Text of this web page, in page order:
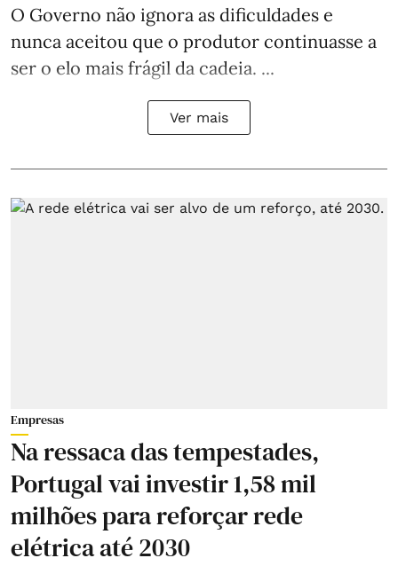
O Governo não ignora as dificuldades e
nunca aceitou que o produtor continuasse a
ser o elo mais frágil da cadeia. ...
Ver mais
Empresas
Na ressaca das tempestades,
Portugal vai investir 1,58 mil
milhões para reforçar rede
elétrica até 2030